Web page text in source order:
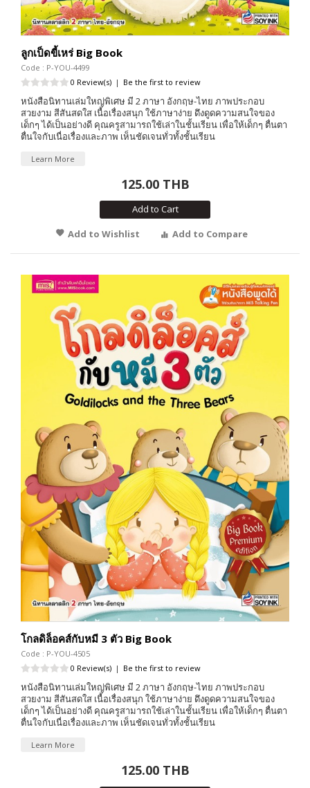
ลูกเป็ดขี้เหร่ Big Book
Code : P-YOU-4499
0 Review(s) | Be the first to review
หนังสือนิทานเล่มใหญ่พิเศษ มี 2 ภาษา อังกฤษ-ไทย ภาพประกอบ
สวยงาม สีสันสดใส เนื้อเรื่องสนุก ใช้ภาษาง่าย ดึงดูดความสนใจของ
เด็กๆ ได้เป็นอย่างดี คุณครูสามารถใช้เล่าในชั้นเรียน เพื่อให้เด็กๆ ตื่นตา
ตื่นใจกับเนื่อเรื่องและภาพ เห็นชัดเจนทั่วทั้งชั้นเรียน
Learn More
125.00 THB
Add to Cart
Add to Wishlist
Add to Compare
โกลดิล็อคส์กับหมี 3 ตัว Big Book
Code : P-YOU-4505
0 Review(s) | Be the first to review
หนังสือนิทานเล่มใหญ่พิเศษ มี 2 ภาษา อังกฤษ-ไทย ภาพประกอบ
สวยงาม สีสันสดใส เนื้อเรื่องสนุก ใช้ภาษาง่าย ดึงดูดความสนใจของ
เด็กๆ ได้เป็นอย่างดี คุณครูสามารถใช้เล่าในชั้นเรียน เพื่อให้เด็กๆ ตื่นตา
ตื่นใจกับเนื่อเรื่องและภาพ เห็นชัดเจนทั่วทั้งชั้นเรียน
Learn More
125.00 THB